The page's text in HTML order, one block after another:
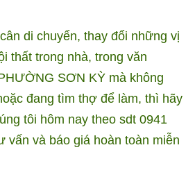
di chuyển, thay đổi những vị
thất trong nhà, trong văn
SƠN KỲ mà không
đang tìm thợ để làm, thì hãy
tôi hôm nay theo sdt 0941
vấn và báo giá hoàn toàn miễn